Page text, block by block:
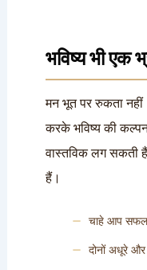
भविष्य भी एक
मन भूत पर रुकता
करके भविष्य की
वास्तविक लग सकती
हैं।
चाहे आप
दोनों अधूरे